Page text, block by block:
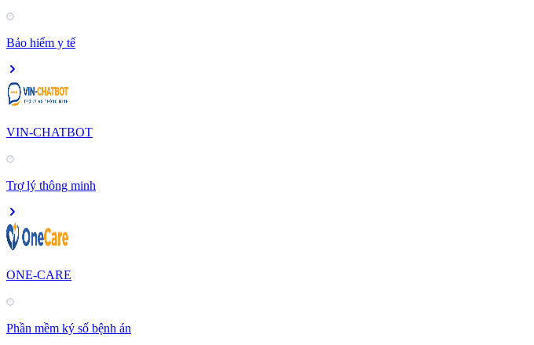
Bảo hiểm y tế
VIN-CHATBOT
Trợ lý thông minh
ONE-CARE
Phần mềm ký số bệnh án